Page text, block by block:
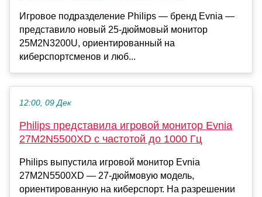
Игровое подразделение Philips — бренд Evnia —
представило новый 25-дюймовый монитор
25M2N3200U, ориентированный на
киберспортсменов и люб...
12:00, 09 Дек
Philips представила игровой монитор Evnia
27M2N5500XD с частотой до 1000 Гц
Philips выпустила игровой монитор Evnia
27M2N5500XD — 27-дюймовую модель,
ориентированную на киберспорт. На разрешении